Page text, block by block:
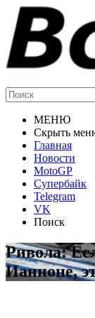
МЕНЮ
Скрыть
Главная
Новости
MotoGP
Супербайк
Telegram
VK
Поиск
Ривола:
Ианноне,